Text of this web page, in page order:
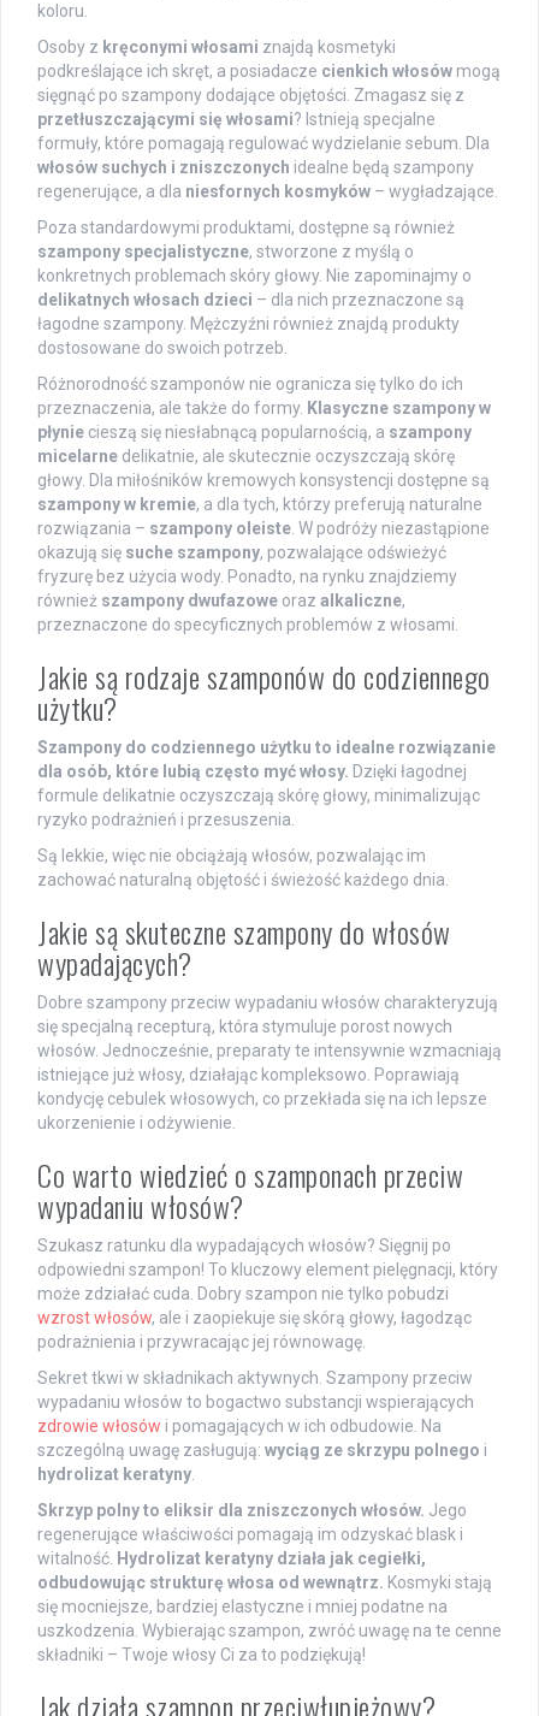
koloru.
Osoby z kręconymi włosami znajdą kosmetyki
podkreślające ich skręt, a posiadacze cienkich włosów mogą
sięgnąć po szampony dodające objętości. Zmagasz się z
przetłuszczającymi się włosami? Istnieją specjalne
formuły, które pomagają regulować wydzielanie sebum. Dla
włosów suchych i zniszczonych idealne będą szampony
regenerujące, a dla niesfornych kosmyków – wygładzające.
Poza standardowymi produktami, dostępne są również
szampony specjalistyczne, stworzone z myślą o
konkretnych problemach skóry głowy. Nie zapominajmy o
delikatnych włosach dzieci – dla nich przeznaczone są
łagodne szampony. Mężczyźni również znajdą produkty
dostosowane do swoich potrzeb.
Różnorodność szamponów nie ogranicza się tylko do ich
przeznaczenia, ale także do formy. Klasyczne szampony w
płynie cieszą się niesłabnącą popularnością, a szampony
micelarne delikatnie, ale skutecznie oczyszczają skórę
głowy. Dla miłośników kremowych konsystencji dostępne są
szampony w kremie, a dla tych, którzy preferują naturalne
rozwiązania – szampony oleiste . W podróży niezastąpione
okazują się suche szampony, pozwalające odświeżyć
fryzurę bez użycia wody. Ponadto, na rynku znajdziemy
również szampony dwufazowe oraz alkaliczne,
przeznaczone do specyficznych problemów z włosami.
Jakie są rodzaje szamponów do codziennego
użytku?
Szampony do codziennego użytku to idealne rozwiązanie
dla osób, które lubią często myć włosy. Dzięki łagodnej
formule delikatnie oczyszczają skórę głowy, minimalizując
ryzyko podrażnień i przesuszenia.
Są lekkie, więc nie obciążają włosów, pozwalając im
zachować naturalną objętość i świeżość każdego dnia.
Jakie są skuteczne szampony do włosów
wypadających?
Dobre szampony przeciw wypadaniu włosów charakteryzują
się specjalną recepturą, która stymuluje porost nowych
włosów. Jednocześnie, preparaty te intensywnie wzmacniają
istniejące już włosy, działając kompleksowo. Poprawiają
kondycję cebulek włosowych, co przekłada się na ich lepsze
ukorzenienie i odżywienie.
Co warto wiedzieć o szamponach przeciw
wypadaniu włosów?
Szukasz ratunku dla wypadających włosów? Sięgnij po
odpowiedni szampon! To kluczowy element pielęgnacji, który
może zdziałać cuda. Dobry szampon nie tylko pobudzi
wzrost włosów, ale i zaopiekuje się skórą głowy, łagodząc
podrażnienia i przywracając jej równowagę.
Sekret tkwi w składnikach aktywnych. Szampony przeciw
wypadaniu włosów to bogactwo substancji wspierających
zdrowie włosów i pomagających w ich odbudowie. Na
szczególną uwagę zasługują: wyciąg ze skrzypu polnego i
hydrolizat keratyny
Skrzyp polny to eliksir dla zniszczonych włosów. Jego
regenerujące właściwości pomagają im odzyskać blask i
witalność. Hydrolizat keratyny działa jak cegiełki,
odbudowując strukturę włosa od wewnątrz. Kosmyki stają
się mocniejsze, bardziej elastyczne i mniej podatne na
uszkodzenia. Wybierając szampon, zwróć uwagę na te cenne
składniki – Twoje włosy Ci za to podziękują!
Jak działa szampon przeciwłupieżowy?